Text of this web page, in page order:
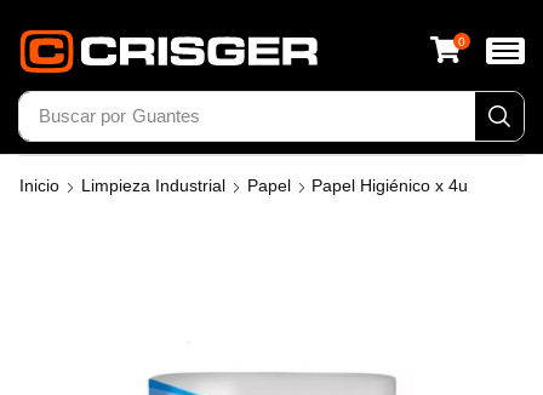
Buscar por Guantes
0
Inicio Limpieza Industrial Papel Papel Higiénico x 4u